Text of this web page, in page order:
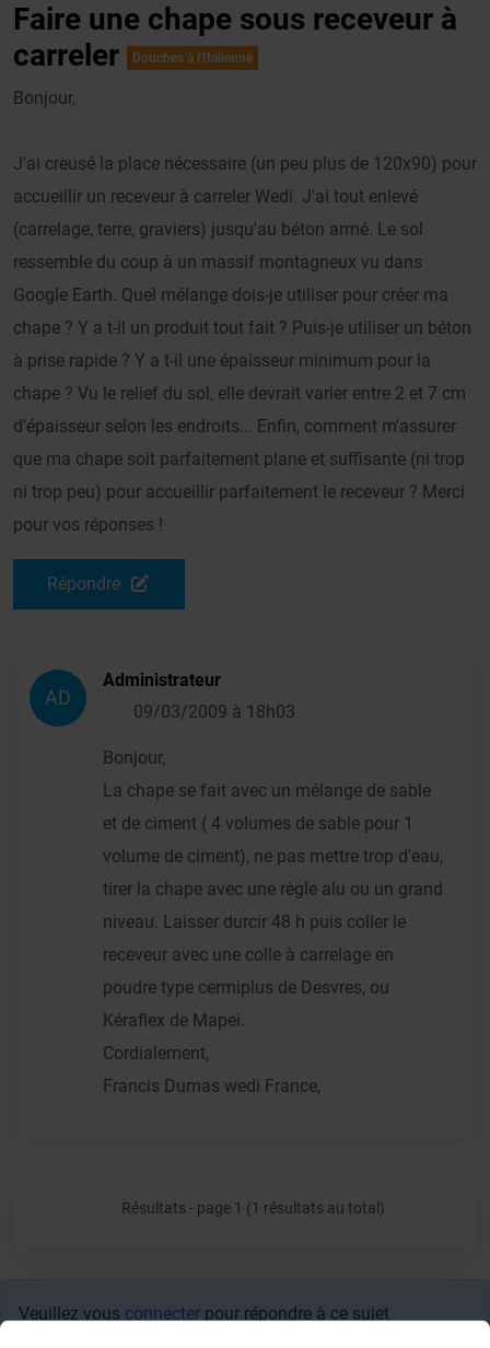
Faire une chape sous receveur à
carreler
Douches à l'Italienne
Bonjour,
J'ai creusé la place nécessaire (un peu plus de 120x90) pour
accueillir un receveur à carreler Wedi. J'ai tout enlevé
(carrelage, terre, graviers) jusqu'au béton armé. Le sol
ressemble du coup à un massif montagneux vu dans
Google Earth. Quel mélange dois-je utiliser pour créer ma
chape ? Y a t-il un produit tout fait ? Puis-je utiliser un béton
à prise rapide ? Y a t-il une épaisseur minimum pour la
chape ? Vu le relief du sol, elle devrait varier entre 2 et 7 cm
d'épaisseur selon les endroits... Enfin, comment m'assurer
que ma chape soit parfaitement plane et suffisante (ni trop
ni trop peu) pour accueillir parfaitement le receveur ? Merci
pour vos réponses !
Répondre
AD
Administrateur
09/03/2009 à 18h03
Bonjour,
La chape se fait avec un mélange de sable
et de ciment ( 4 volumes de sable pour 1
volume de ciment), ne pas mettre trop d'eau,
tirer la chape avec une règle alu ou un grand
niveau. Laisser durcir 48 h puis coller le
receveur avec une colle à carrelage en
poudre type cermiplus de Desvres, ou
Kéraflex de Mapei.
Cordialement,
Francis Dumas wedi France,
Résultats - page 1 (1 résultats au total)
Veuillez vous connecter pour répondre à ce sujet